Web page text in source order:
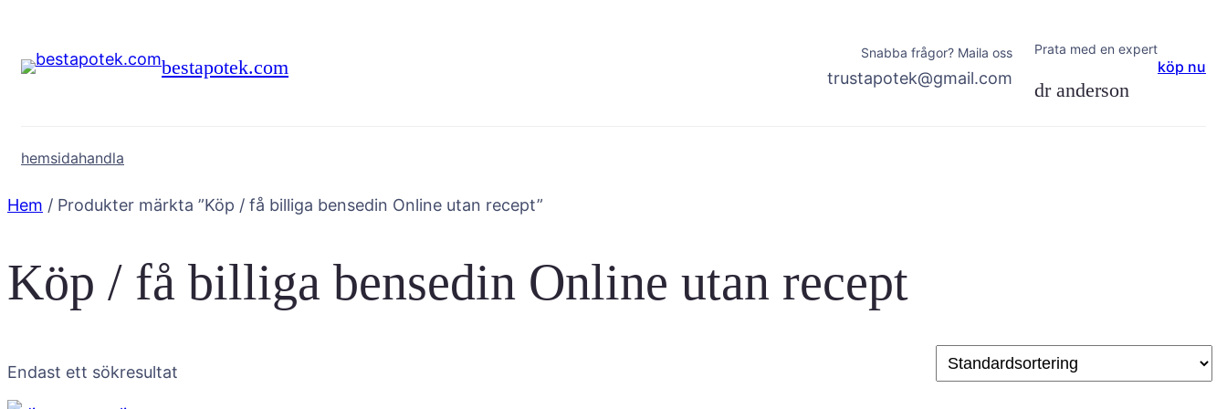
innehåll
bestapotek.com
Snabba frågor? Maila oss
trustapotek@gmail.com
Prata med en expert
dr anderson
köp nu
hemsidahandla
Hem / Produkter märkta ”Köp / få billiga bensedin Online utan recept”
Köp / få billiga bensedin Online utan recept
Endast ett sökresultat